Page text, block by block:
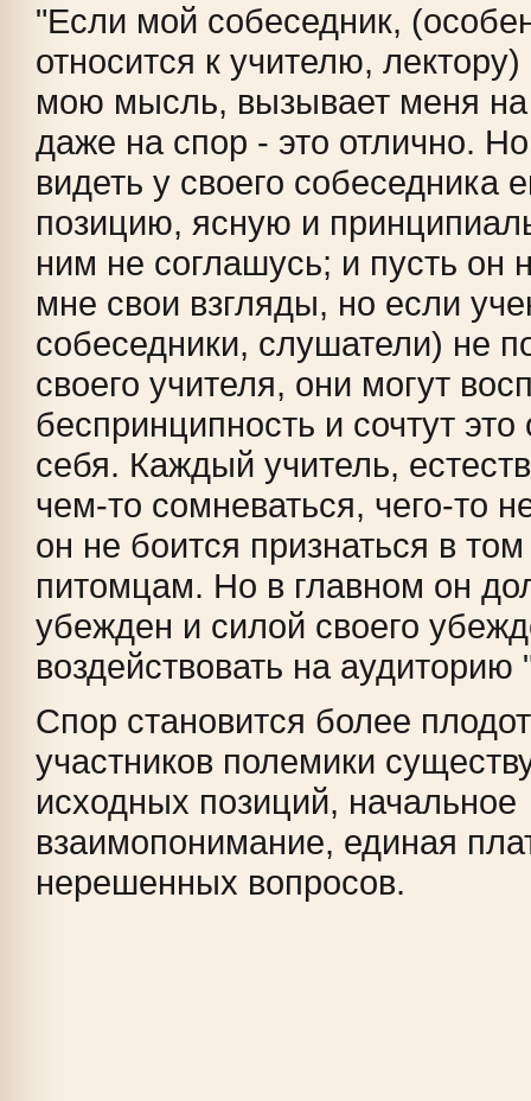
"Если мой собеседник,
относится к учителю,
мою мысль, вызывает меня
даже на спор - это отлично.
видеть у своего собеседника
позицию, ясную и
ним не соглашусь; и пусть он
мне свои взгляды, но если
собеседники, слушатели) не
своего учителя, они могут
беспринципность и сочтут
себя. Каждый учитель,
чем-то сомневаться, чего-то
он не боится признаться в
питомцам. Но в главном он
убежден и силой своего
воздействовать на аудиторию
Спор становится более
участников полемики
исходных позиций, начальное
взаимопонимание, единая
нерешенных вопросов.